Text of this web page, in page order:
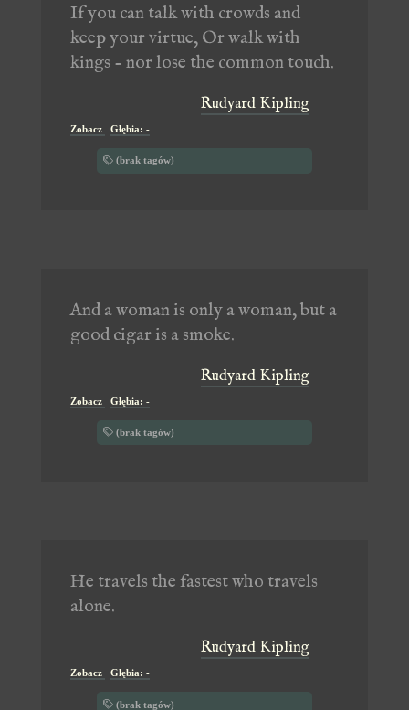
If you can talk with crowds and
keep your virtue, Or walk with
kings - nor lose the common touch.
Rudyard Kipling
Zobacz Głębia: -
(brak tagów)
And a woman is only a woman, but a
good cigar is a smoke.
Rudyard Kipling
Zobacz Głębia: -
(brak tagów)
He travels the fastest who travels
alone.
Rudyard Kipling
Zobacz Głębia: -
(brak tagów)